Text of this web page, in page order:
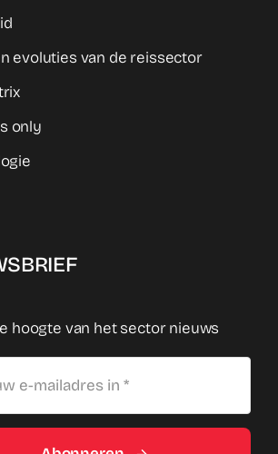
evoluties van de reissector
only
hoogte van het sector nieuws